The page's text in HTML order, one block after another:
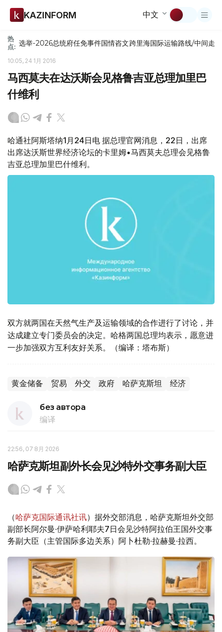
KAZINFORM 中文
热
点: 选举-2026总统府任免事件国情咨文跨里海国际运输路线/中间走廊
10:05, 24 1月 2016
马西莫夫在达沃斯会见格鲁吉亚总理加里巴
什维利
哈通社阿斯塔纳1月24日电 据总理官网消息，22日，出席
出席达沃斯世界经济论坛的卡里姆•马西莫夫总理会见格鲁
吉亚总理加里巴什维利。
双方就两国在天然气生产及运输领域的合作进行了讨论，并
达成建立专门委员会的决定。哈格两国总理均表示，愿意进
一步加强双方互利友好关系。（编译：塔布斯）
黄金储备 贸易 外交 政府 哈萨克斯坦 经济
без автора
编译
22:56, 07 8月 2026
哈萨克斯坦副外长会见沙特外交事务副大臣
（哈萨克国际通讯社讯）据外交部消息，哈萨克斯坦外交部
副部长阿尔曼·伊萨哈利耶夫7日会见沙特阿拉伯王国外交事
务副大臣（主管国际多边关系）阿卜杜勒·拉赫曼·拉西。